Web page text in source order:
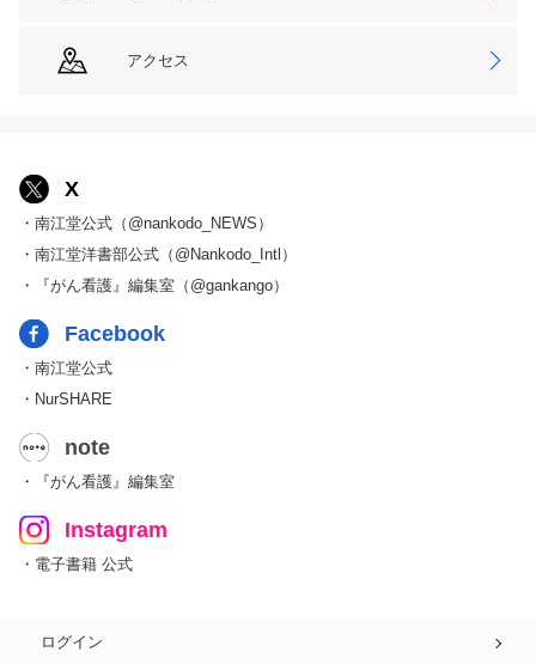
アクセス
X
・南江堂公式（@nankodo_NEWS）
・南江堂洋書部公式（@Nankodo_Intl）
・『がん看護』編集室（@gankango）
Facebook
・南江堂公式
・NurSHARE
note
・『がん看護』編集室
Instagram
・電子書籍 公式
ログイン